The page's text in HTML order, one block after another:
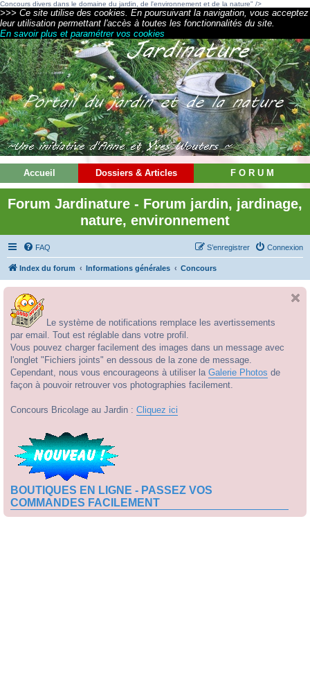
Concours divers dans le domaine du jardin, de l'environnement et de la nature" />
>>> Ce site utilise des cookies. En poursuivant la navigation, vous acceptez
leur utilisation permettant l'accès à toutes les fonctionnalités du site.
En savoir plus et paramétrer vos cookies
Accueil Dossiers & Articles F O R U M
Forum Jardinature - Forum jardin, jardinage,
nature, environnement
FAQ Connexion
S’enregistrer
Index du forum Informations générales Concours
Le système de notifications remplace les avertissements
par email. Tout est réglable dans votre profil.
Vous pouvez charger facilement des images dans un message avec
l'onglet "Fichiers joints" en dessous de la zone de message.
Cependant, nous vous encourageons à utiliser la Galerie Photos de
façon à pouvoir retrouver vos photographies facilement.
Concours Bricolage au Jardin : Cliquez ici
BOUTIQUES EN LIGNE - PASSEZ VOS
COMMANDES FACILEMENT